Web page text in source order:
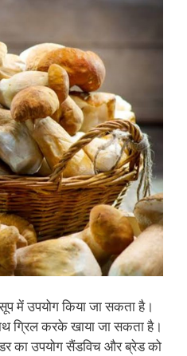
में उपयोग किया जा सकता है।
ग्रिल करके खाया जा सकता है।
का उपयोग सैंडविच और ब्रेड को